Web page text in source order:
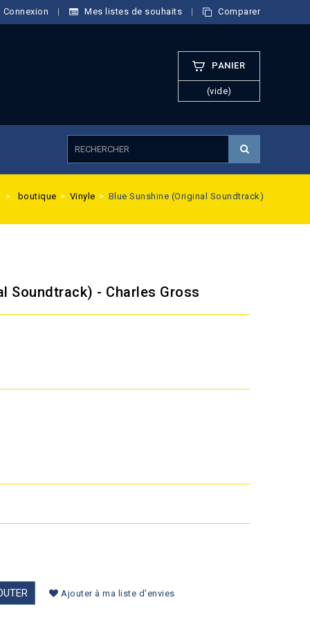
Connexion Mes listes de souhaits Comparer
PANIER
(vide)
> boutique > Vinyle > Blue Sunshine (Original Soundtrack)
Soundtrack) - Charles Gross
Ajouter à ma liste d'envies